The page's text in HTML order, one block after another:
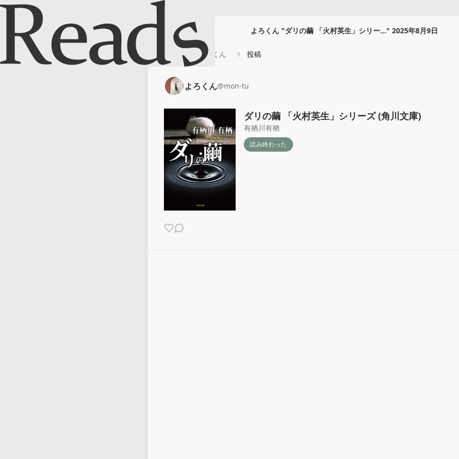
よろくん "ダリの繭 「火村英生」シリー..." 2025年8月9日
よろくん 投稿
よろくん@mon-tu
ダリの繭 「火村英生」シリーズ (角川文庫)
有栖川有栖
読み終わった